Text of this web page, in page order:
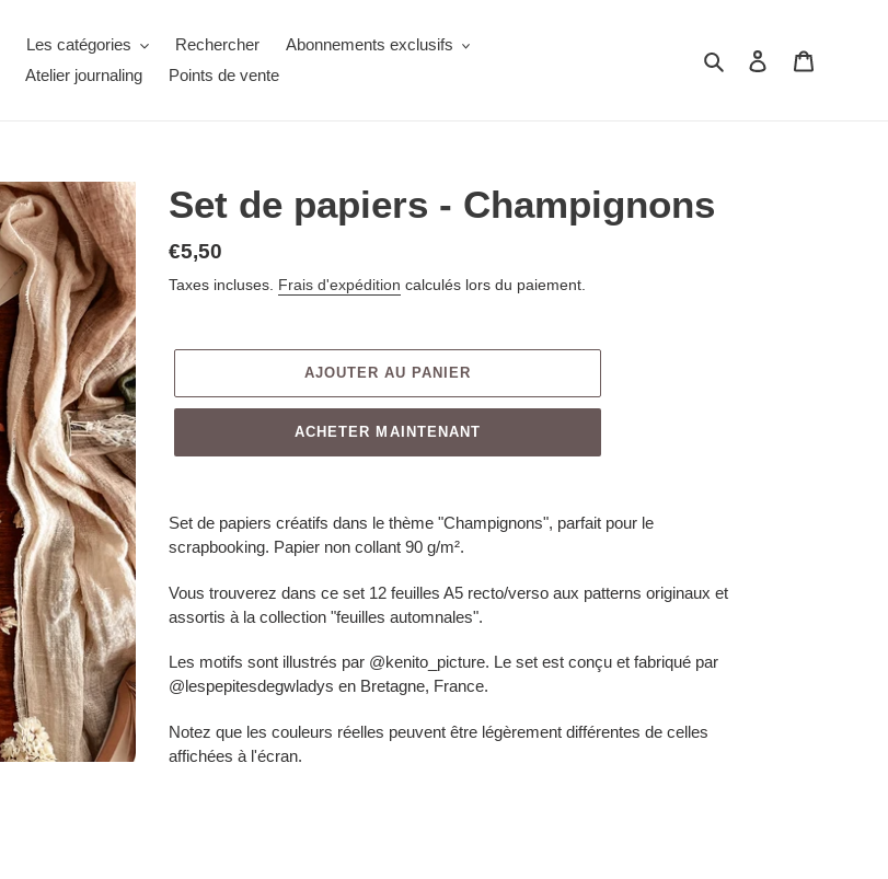
Les catégories Rechercher
Abonnements exclusifs
Atelier journaling
Points de vente
RechercherSe connecter
Set de papiers - Champignons
€5,50
Taxes incluses. Frais d'expédition calculés lors du paiement.
AJOUTER AU PANIER
ACHETER MAINTENANT
Set de papiers créatifs dans le thème "Champignons", parfait pour le
scrapbooking. Papier non collant 90 g/m².
Vous trouverez dans ce set 12 feuilles A5 recto/verso aux patterns originaux et
assortis à la collection "feuilles automnales".
Les motifs sont illustrés par @kenito_picture. Le set est conçu et fabriqué par
@lespepitesdegwladys en Bretagne, France.
Notez que les couleurs réelles peuvent être légèrement différentes de celles
affichées à l'écran.